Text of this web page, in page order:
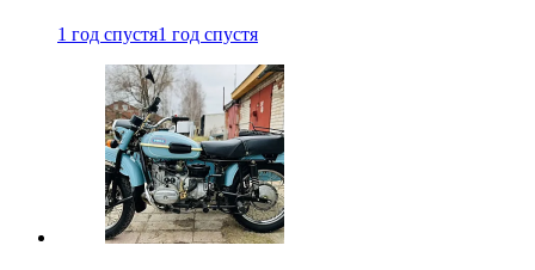
1 год спустя1 год спустя